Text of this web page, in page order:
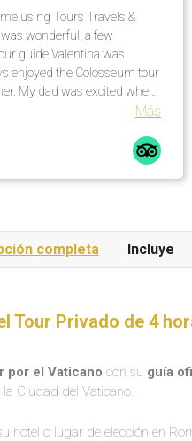
using Tours Travels &
wonderful, a few
guide Valentina was
enjoyed the Colosseum tour
My dad was excited when
tour guide as well. We had
chapels and she went above
us there on time, while also
tour. We were so
thrilled to spend time with
and we enjoyed
you so much for all your
trip! We appreciate
Más
completa Incluye
Tour Privado de 4
por el Vaticano con su guía
Ciudad del Vaticano.
hotel o lugar de elección en